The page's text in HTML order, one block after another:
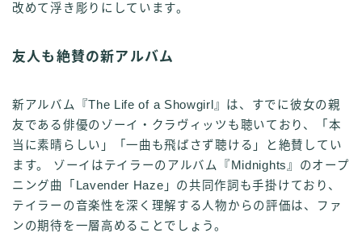
改めて浮き彫りにしています。
友人も絶賛の新アルバム
新アルバム『The Life of a Showgirl』は、すでに彼女の親
友である俳優のゾーイ・クラヴィッツも聴いており、「本
当に素晴らしい」「一曲も飛ばさず聴ける」と絶賛してい
ます。 ゾーイはテイラーのアルバム『Midnights』のオープ
ニング曲「Lavender Haze」の共同作詞も手掛けており、
テイラーの音楽性を深く理解する人物からの評価は、ファ
ンの期待を一層高めることでしょう。